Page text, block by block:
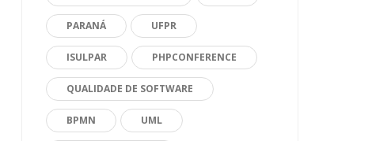
PARANÁ UFPR
ISULPAR PHPCONFERENCE
QUALIDADE DE SOFTWARE
BPMN UML